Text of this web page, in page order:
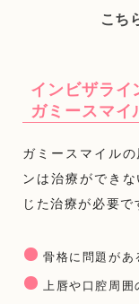
こち
インビザライ
ガミースマイ
ガミースマイル
ンは治療ができ
じた治療が必要で
骨格に問題があ
上唇や口腔周囲